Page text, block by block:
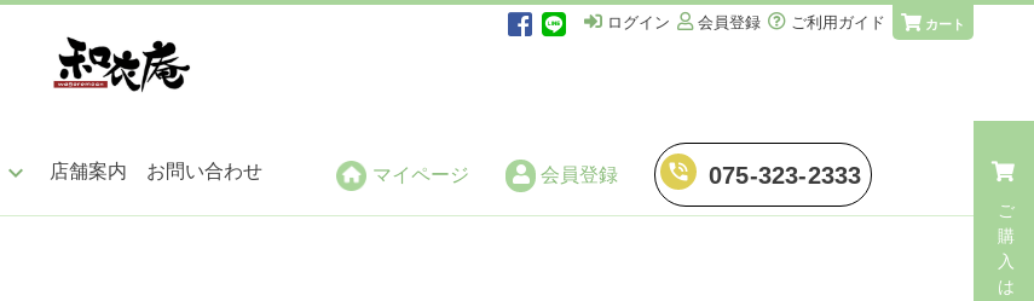
ログイン 会員登録 ご利用ガイド カート
keyboard_arrow_down 店舗案内 お問い合わせ マイページ 会員登録 phone_in_talk 075-323-2333
ご
購
入
は